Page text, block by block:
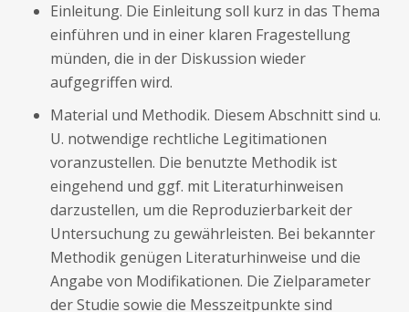
Einleitung. Die Einleitung soll kurz in das Thema
einführen und in einer klaren Fragestellung
münden, die in der Diskussion wieder
aufgegriffen wird.
Material und Methodik. Diesem Abschnitt sind u.
U. notwendige rechtliche Legitimationen
voranzustellen. Die benutzte Methodik ist
eingehend und ggf. mit Literaturhinweisen
darzustellen, um die Reproduzierbarkeit der
Untersuchung zu gewährleisten. Bei bekannter
Methodik genügen Literaturhinweise und die
Angabe von Modifikationen. Die Zielparameter
der Studie sowie die Messzeitpunkte sind